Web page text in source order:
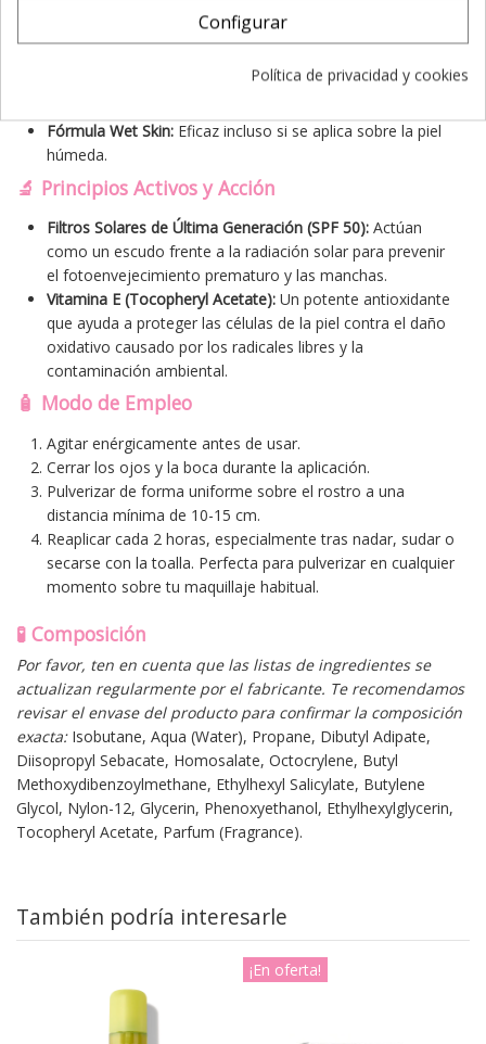
Aporta hidratación y una ráfaga de
frescor inmediato en cada aplicación.
compacto, ideal para viajar, ir al gimnasio o llevar en el día
Fórmula Wet Skin: Eficaz incluso si se aplica sobre la piel
húmeda.
🔬 Principios Activos y Acción
Filtros Solares de Última Generación (SPF 50): Actúan
como un escudo frente a la radiación solar para prevenir
el fotoenvejecimiento prematuro y las manchas.
Vitamina E (Tocopheryl Acetate): Un potente antioxidante
que ayuda a proteger las células de la piel contra el daño
oxidativo causado por los radicales libres y la
contaminación ambiental.
🧴 Modo de Empleo
Agitar enérgicamente antes de usar.
Cerrar los ojos y la boca durante la aplicación.
Pulverizar de forma uniforme sobre el rostro a una
distancia mínima de 10-15 cm.
Reaplicar cada 2 horas, especialmente tras nadar, sudar o
secarse con la toalla. Perfecta para pulverizar en cualquier
momento sobre tu maquillaje habitual.
🧪 Composición
Por favor, ten en cuenta que las listas de ingredientes se
actualizan regularmente por el fabricante. Te recomendamos
revisar el envase del producto para confirmar la composición
exacta:Isobutane, Aqua (Water), Propane, Dibutyl Adipate,
Diisopropyl Sebacate, Homosalate, Octocrylene, Butyl
Methoxydibenzoylmethane, Ethylhexyl Salicylate, Butylene
Glycol, Nylon-12, Glycerin, Phenoxyethanol, Ethylhexylglycerin,
Tocopheryl Acetate, Parfum (Fragrance).
También podría interesarle
¡En oferta!
Configurar
Política de privacidad y cookies